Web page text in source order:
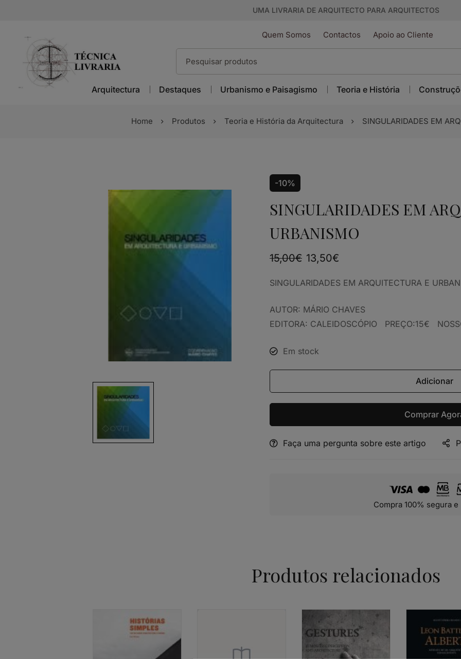
UMA LIVRARIA DE ARQUITECTO PARA ARQUITECTOS
Quem Somos Contactos Apoio ao Cliente
Arquitectura Destaques Urbanismo e Paisagismo Teoria e História
Home Produtos Teoria e História da Arquitectura SINGULARIDADES EM
-10%
SINGULARIDADES EM
URBANISMO
15,00€ 13,50€
SINGULARIDADES EM ARQUITECTURA E
AUTOR: MÁRIO CHAVES
EDITORA: CALEIDOSCÓPIO PREÇO:15€
Em stock
Adicionar
Comprar
Alternative:
Faça uma pergunta sobre este artigo
Compra 100% segura
Produtos relacionados